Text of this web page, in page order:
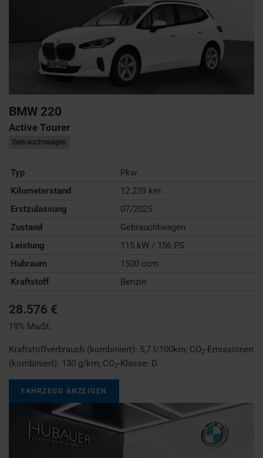
BMW 220
Active Tourer
Gebrauchtwagen
Typ
Pkw
Kilometerstand
12.239 km
Erstzulassung
07/2025
Zustand
Gebrauchtwagen
Leistung
115 kW / 156 PS
Hubraum
1500 ccm
Kraftstoff
Benzin
28.576 €
19% MwSt.
Kraftstoffverbrauch (kombiniert): 5,7 l/100km; CO2-Emissionen
(kombiniert): 130 g/km; CO2-Klasse: D
FAHRZEUG ANZEIGEN